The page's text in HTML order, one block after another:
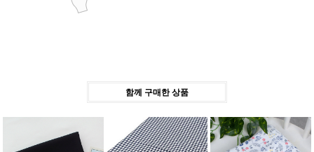
함께 구매한 상품